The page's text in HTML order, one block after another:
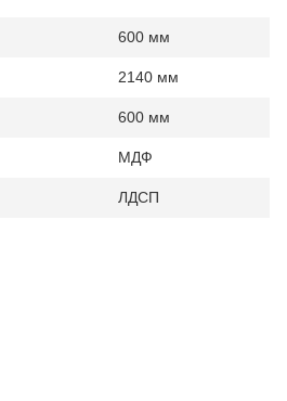
600 мм
2140 мм
600 мм
МДФ
ЛДСП